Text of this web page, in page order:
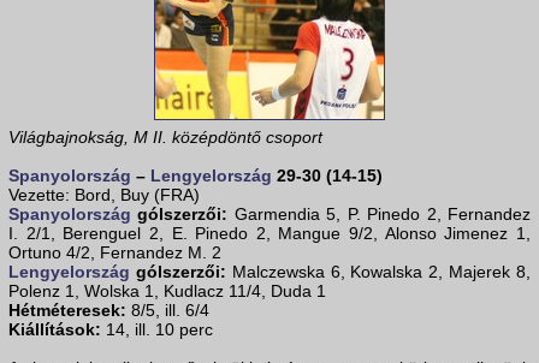
Világbajnokság, M II. középdöntő csoport
Spanyolország – Lengyelország 29-30 (14-15)
Vezette: Bord, Buy (FRA)
Spanyolország gólszerzői: Garmendia 5, P. Pinedo 2, Fernandez
I. 2/1, Berenguel 2, E. Pinedo 2, Mangue 9/2, Alonso Jimenez 1,
Ortuno 4/2, Fernandez M. 2
Lengyelország gólszerzői: Malczewska 6, Kowalska 2, Majerek 8,
Polenz 1, Wolska 1, Kudlacz 11/4, Duda 1
Hétméteresek: 8/5, ill. 6/4
Kiállítások: 14, ill. 10 perc